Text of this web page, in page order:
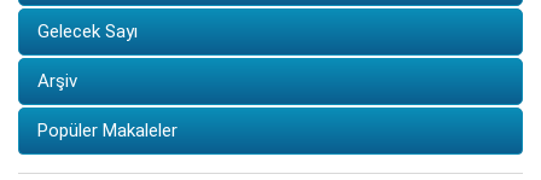
Gelecek Sayı
Arşiv
Popüler Makaleler